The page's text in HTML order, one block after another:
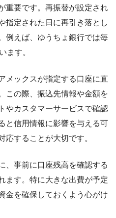
重要です。再振替が設定され
指定された日に再引き落とし
例えば、ゆうちょ銀行では毎
ます。
メックスが指定する口座に直
この際、振込先情報や金額を
やカスタマーサービスで確認
と信用情報に影響を与える可
応することが大切です。
、事前に口座残高を確認する
ます。特に大きな出費が予定
金を確保しておくよう心がけ